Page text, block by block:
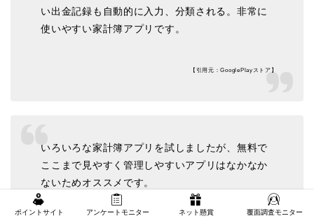
い出金記録も自動的に入力、分類される。非常に
使いやすい家計簿アプリです。
【引用元：GooglePlayストア】
いろいろな家計簿アプリを試しましたが、無料で
ここまで見やすく管理しやすいアプリはなかなか
ないためオススメです。
ポイントサイト アンケートモニター ネット懸賞 覆面調査モニター